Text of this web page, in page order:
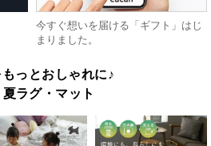
今すぐ想いを届ける「ギフト」はじ
まりました。
っとおしゃれに♪
ラグ・マット